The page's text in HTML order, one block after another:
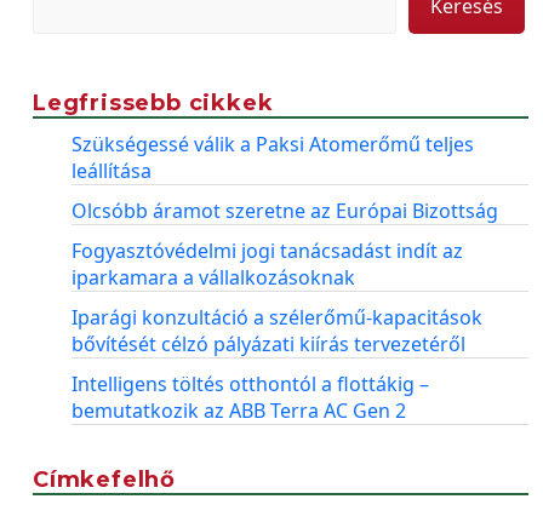
Keresés
Legfrissebb cikkek
Szükségessé válik a Paksi Atomerőmű teljes
leállítása
Olcsóbb áramot szeretne az Európai Bizottság
Fogyasztóvédelmi jogi tanácsadást indít az
iparkamara a vállalkozásoknak
Iparági konzultáció a szélerőmű-kapacitások
bővítését célzó pályázati kiírás tervezetéről
Intelligens töltés otthontól a flottákig –
bemutatkozik az ABB Terra AC Gen 2
Címkefelhő